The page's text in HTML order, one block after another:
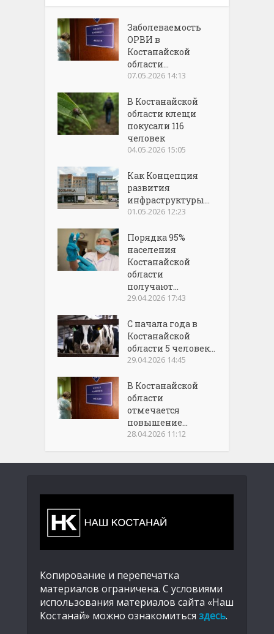
Заболеваемость
ОРВИ в
Костанайской
области...
07.05.2026 14:13
В Костанайской
области клещи
покусали 116
человек
04.05.2026 15:05
Как Концепция
развития
инфраструктуры...
01.05.2026 12:23
Порядка 95%
населения
Костанайской
области
получают...
29.04.2026 17:43
С начала года в
Костанайской
области 5 человек...
29.04.2026 14:45
В Костанайской
области
отмечается
повышение...
28.04.2026 11:12
Копирование и перепечатка
материалов ограничена. С условиями
использования материалов сайта «Наш
Костанай» можно ознакомиться здесь.